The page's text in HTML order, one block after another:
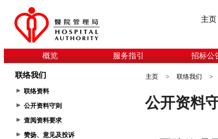
主页
概览 服务指引 招标公
联络我们
联络资料
公开资料守则
查阅资料要求
赞扬、意见及投诉
主页 > 联络我们 >